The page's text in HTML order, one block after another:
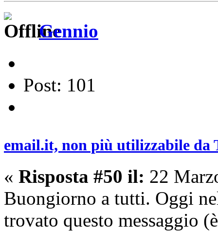
Gennio
Post: 101
email.it, non più utilizzabile da
« Risposta #50 il: 22
Buongiorno a tutti. Oggi
trovato questo messaggio